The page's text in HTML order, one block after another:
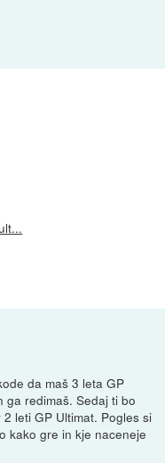
da maš 3 leta GP
ga redimaš. Sedaj ti bo
leti GP Ultimat. Pogles si
kako gre in kje naceneje